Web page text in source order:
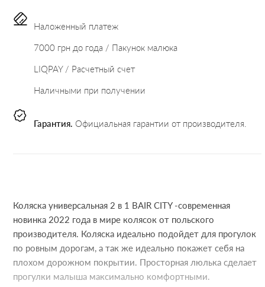
Коляска универсальная 2 в 1 BAIR CITY -современная
новинка 2022 года в мире колясок от польского
производителя. Коляска идеально подойдет для прогулок
по ровным дорогам, а так же идеально покажет себя на
плохом дорожном покрытии. Просторная люлька сделает
прогулки малыша максимально комфортными.
Наложенный платеж
7000 грн до года / Пакунок малюка
LIQPAY / Расчетный счет
Наличными при получении
Гарантия. Официальная гарантии от производителя.